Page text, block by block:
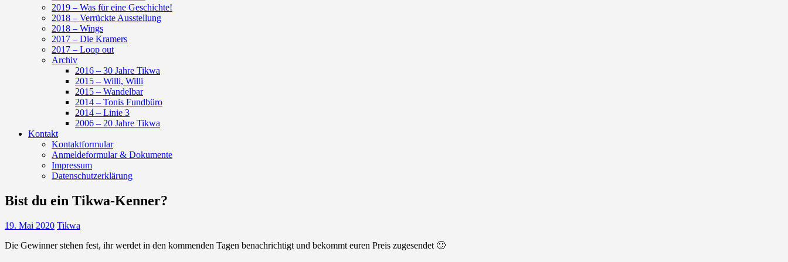
2019 – Was für eine Geschichte!
2018 – Verrückte Ausstellung
2018 – Wings
2017 – Die Kramers
2017 – Loop out
Archiv
2016 – 30 Jahre Tikwa
2015 – Willi, Willi
2015 – Wandelbar
2014 – Tonis Fundbüro
2014 – Linie 3
2006 – 20 Jahre Tikwa
Kontakt
Kontaktformular
Anmeldeformular & Dokumente
Impressum
Datenschutzerklärung
Bist du ein Tikwa-Kenner?
19. Mai 2020 Tikwa
Die Gewinner stehen fest, ihr werdet in den kommenden Tagen benachrichtigt und bekommt euren Preis zugesendet 🙂